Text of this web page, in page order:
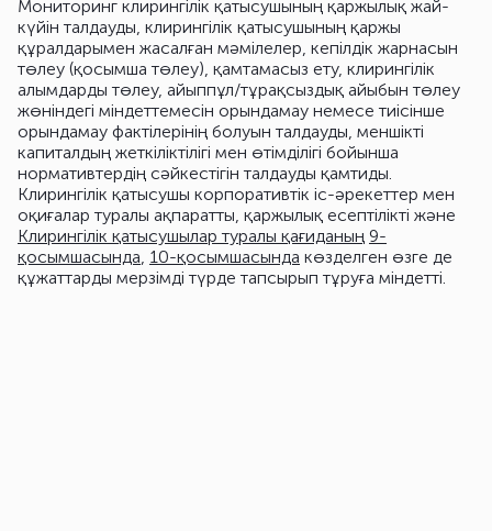
Мониторинг клирингілік қатысушының қаржылық жай-
күйін талдауды, клирингілік қатысушының қаржы
құралдарымен жасалған мәмілелер, кепілдік жарнасын
төлеу (қосымша төлеу), қамтамасыз ету, клирингілік
алымдарды төлеу, айыппұл/тұрақсыздық айыбын төлеу
жөніндегі міндеттемесін орындамау немесе тиісінше
орындамау фактілерінің болуын талдауды, меншікті
капиталдың жеткіліктілігі мен өтімділігі бойынша
нормативтердің сәйкестігін талдауды қамтиды.
Клирингілік қатысушы корпоративтік іс-әрекеттер мен
оқиғалар туралы ақпаратты, қаржылық есептілікті және
Клирингілік қатысушылар туралы қағиданың 9-
қосымшасында, 10-қосымшасында көзделген өзге де
құжаттарды мерзімді түрде тапсырып тұруға міндетті.